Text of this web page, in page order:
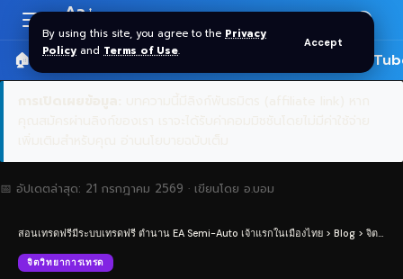
By using this site, you agree to the Privacy
Policy and Terms of Use.
Accept
Resizer
Aa
🏠 หน้าแรก ราคาทอง SPDR 🎬
📅 อัปเดตล่าสุด: 21 กรกฎาคม 2569 · เขียนโดย อ.บอม
สอนเทรดฟรีมีระบบเทรดฟรี ตำนาน EA Semi-Auto เจ้าแรกในเมืองไทย > Blog > จิตวิทยาการเทรด
จิตวิทยาการเทรด